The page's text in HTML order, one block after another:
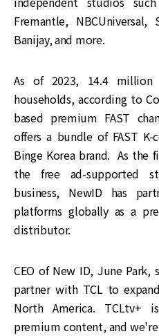
Fremantle, NBCUniversal,
Banijay, and more.
As of 2023, 14.4
households, according to
based premium FAST
offers a bundle of FAST
Binge Korea brand. As the
the free ad-supported
business, NewID has
platforms globally as a
distributor.
CEO of New ID, June Park,
partner with TCL to
North America. TCLtv+
premium content, and